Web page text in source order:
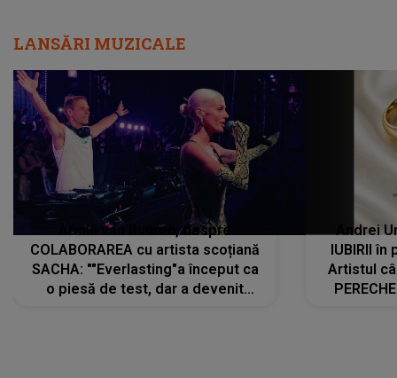
LANSĂRI MUZICALE
Armin van Buuren, despre
COLABORAREA cu artista scoțiană
SACHA: ""Everlasting"a început ca
o piesă de test, dar a devenit
Andrei
IUBIRII în
Artistul